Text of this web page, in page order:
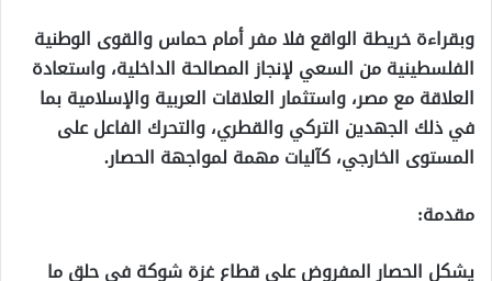
وبقراءة خريطة الواقع فلا مفر أمام حماس والقوى الوطنية
الفلسطينية من السعي لإنجاز المصالحة الداخلية، واستعادة
العلاقة مع مصر، واستثمار العلاقات العربية والإسلامية بما
في ذلك الجهدين التركي والقطري، والتحرك الفاعل على
المستوى الخارجي، كآليات مهمة لمواجهة الحصار.
مقدمة:
يشكل الحصار المفروض على قطاع غزة شوكة في حلق ما